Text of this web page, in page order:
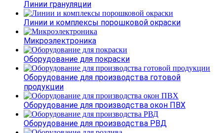
Линии грануляции
Линии и комплексы порошковой окраски
Микроэлектроника
Оборудование для покраски
Оборудование для производства готовой
продукции
Оборудование для производства окон ПВХ
Оборудование для производства РВД